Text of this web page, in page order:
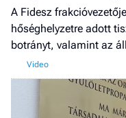
A Fidesz
hőséghelyzetre adott
botrányt, valamint az